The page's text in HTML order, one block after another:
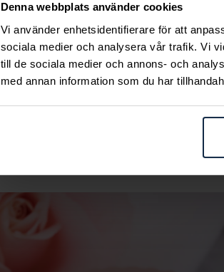
Denna webbplats använder cookies
Vi använder enhetsidentifierare för att
sociala medier och analysera vår trafik. Vi
till de sociala medier och annons- och
med annan information som du har